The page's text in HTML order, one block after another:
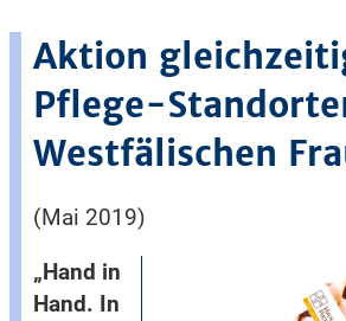
Aktion
Pflege-
Westfälischen
(Mai 2019)
„Hand in
Hand. In